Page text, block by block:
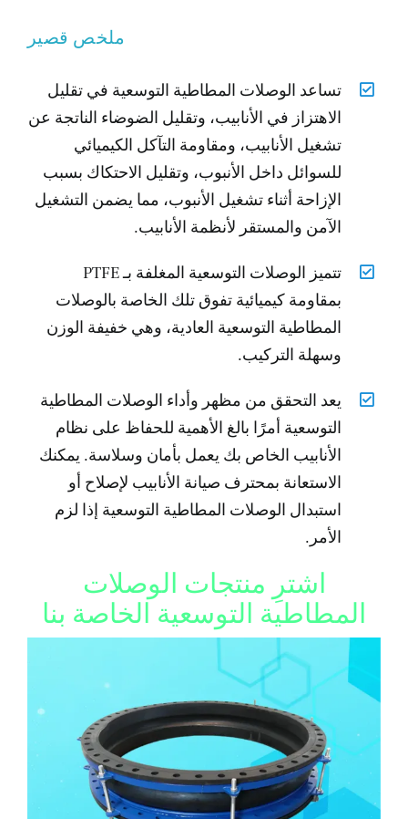
ملخص قصير
تساعد الوصلات المطاطية التوسعية في تقليل
الاهتزاز في الأنابيب، وتقليل الضوضاء الناتجة عن
تشغيل الأنابيب، ومقاومة التآكل الكيميائي
للسوائل داخل الأنبوب، وتقليل الاحتكاك بسبب
الإزاحة أثناء تشغيل الأنبوب، مما يضمن التشغيل
الآمن والمستقر لأنظمة الأنابيب.
تتميز الوصلات التوسعية المغلفة بـ PTFE
بمقاومة كيميائية تفوق تلك الخاصة بالوصلات
المطاطية التوسعية العادية، وهي خفيفة الوزن
وسهلة التركيب.
يعد التحقق من مظهر وأداء الوصلات المطاطية
التوسعية أمرًا بالغ الأهمية للحفاظ على نظام
الأنابيب الخاص بك يعمل بأمان وسلاسة. يمكنك
الاستعانة بمحترف صيانة الأنابيب لإصلاح أو
استبدال الوصلات المطاطية التوسعية إذا لزم
الأمر.
اشترِ منتجات الوصلات
المطاطية التوسعية الخاصة بنا